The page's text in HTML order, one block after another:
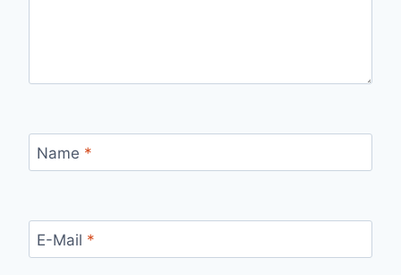
Name *
E-Mail *